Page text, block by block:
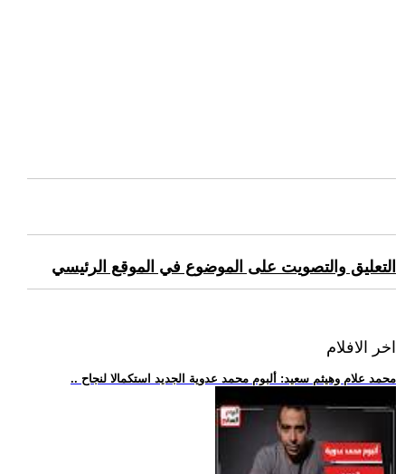
التعليق والتصويت على الموضوع في الموقع الرئيسي
اخر الافلام
.. محمد علام وهيثم سعيد: ألبوم محمد عدوية الجديد استكمالا لنجاح